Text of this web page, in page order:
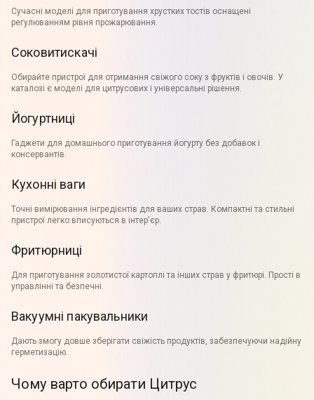
Сучасні моделі для приготування хрустких тостів оснащені
регулюванням рівня прожарювання.
Соковитискачі
Обирайте пристрої для отримання свіжого соку з фруктів і овочів. У
каталозі є моделі для цитрусових і універсальні рішення.
Йогуртниці
Гаджети для домашнього приготування йогурту без добавок і
консервантів.
Кухонні ваги
Точні вимірювання інгредієнтів для ваших страв. Компактні та стильні
пристрої легко вписуються в інтер'єр.
Фритюрниці
Для приготування золотистої картоплі та інших страв у фритюрі. Прості в
управлінні та безпечні.
Вакуумні пакувальники
Дають змогу довше зберігати свіжість продуктів, забезпечуючи надійну
герметизацію.
Чому варто обирати Цитрус